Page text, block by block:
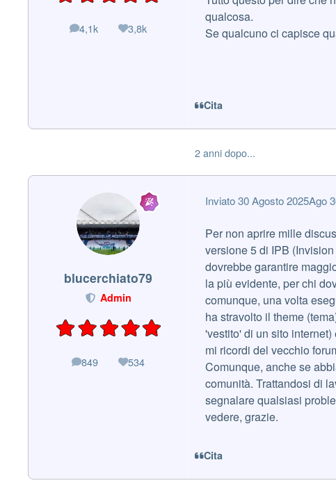
4,1k
messaggi3,8k
Reputazione
qualcosa.
Se qualcuno ci capisce
Cita
2 anni dopo...
blucerchiato79
Admin
849
messaggi534
Reputazione
Inviato30 Agosto 2025Ago
Per non aprire mille
versione 5 di IPB
dovrebbe garantire
la più evidente, per chi
comunque, una volta
ha stravolto il theme
'vestito' di un sito
mi ricordi del vecchio
Comunque, anche se
comunità. Trattandosi di
segnalare qualsiasi
vedere, grazie.
Cita